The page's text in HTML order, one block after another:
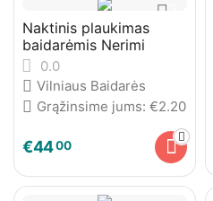
Naktinis plaukimas
baidarėmis Nerimi
0.0
Vilniaus Baidarės
Grąžinsime jums: €2.20
€4400